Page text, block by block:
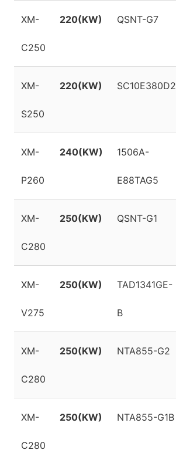
XM-
C250
220(KW) QSNT-G7
XM-
S250
220(KW) SC10E380D2
XM-
P260
240(KW) 1506A-
E88TAG5
XM-
C280
250(KW) QSNT-G1
XM-
V275
250(KW) TAD1341GE-
B
XM-
C280
250(KW) NTA855-G2
XM-
C280
250(KW) NTA855-G1B